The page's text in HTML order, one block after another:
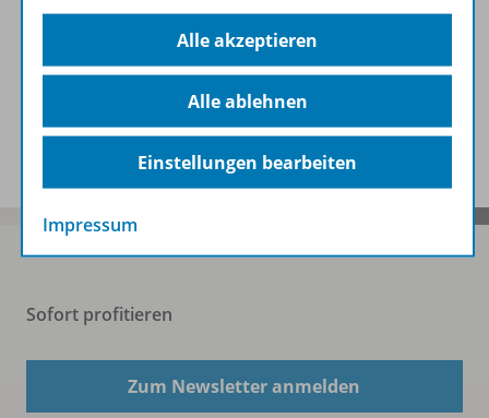
Ergänzende Materialien
Spar-Pakete
Sofort profitieren
Zum Newsletter anmelden
Alle akzeptieren
Alle ablehnen
Einstellungen bearbeiten
Impressum